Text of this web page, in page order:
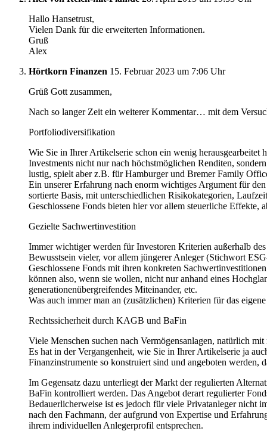
Hallo Hansetrust,
Vielen Dank für die erweiterten Informationen.
Gruß
Alex
Hörtkorn Finanzen 15. Februar 2023 um 7:06 Uhr
Grüß Gott zusammen,
Nach so langer Zeit ein weiterer Kommentar… mit dem
Portfoliodiversifikation
Wie Sie in Ihrer Artikelserie schon ein wenig herausgearbeitet
Investments nicht nur nach höchstmöglichen Renditen,
lustig, spielt aber z.B. für Hamburger und Bremer Family
Ein unserer Erfahrung nach enorm wichtiges Argument für
sortierte Basis, mit unterschiedlichen Risikokategorien,
Geschlossene Fonds bieten hier vor allem steuerliche
Gezielte Sachwertinvestition
Immer wichtiger werden für Investoren Kriterien außerhalb
Bewusstsein vieler, vor allem jüngerer Anleger (Stichwort
Geschlossene Fonds mit ihren konkreten
können also, wenn sie wollen, nicht nur anhand eines
generationenübergreifendes Miteinander, etc.
Was auch immer man an (zusätzlichen) Kriterien für das
Rechtssicherheit durch KAGB und BaFin
Viele Menschen suchen nach Vermögensanlagen, natürlich
Es hat in der Vergangenheit, wie Sie in Ihrer Artikelserie ja
Finanzinstrumente so konstruiert sind und angeboten werden,
Im Gegensatz dazu unterliegt der Markt der regulierten
BaFin kontrolliert werden. Das Angebot derart regulierter
Bedauerlicherweise ist es jedoch für viele Privatanleger nicht
nach den Fachmann, der aufgrund von Expertise und
ihrem individuellen Anlegerprofil entsprechen.